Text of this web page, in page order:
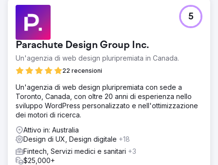
record di 19,86 milioni di dollari! (rispetto a 14,6 milioni di
dollari nel 2021) - Aumento delle sessioni della pagina per
le donazioni del 128% (anno su anno) - Ottenute 4,57
milioni di impressioni sui social media da aprile a giugno
2022 (+145% anno su anno) - Diminuzione del 73% del
costo per acquisto/donazione
Vai alla pagina agenzia
Parachute Design Group Inc.
Un'agenzia di web design pluripremiata in Canada.
22 recensioni
5
Un'agenzia di web design pluripremiata con sede a
Toronto, Canada, con oltre 20 anni di esperienza nello
sviluppo WordPress personalizzato e nell'ottimizzazione
dei motori di ricerca.
Attivo in: Australia
Design di UX, Design digitale +18
Fintech, Servizi medici e sanitari +3
$25,000+